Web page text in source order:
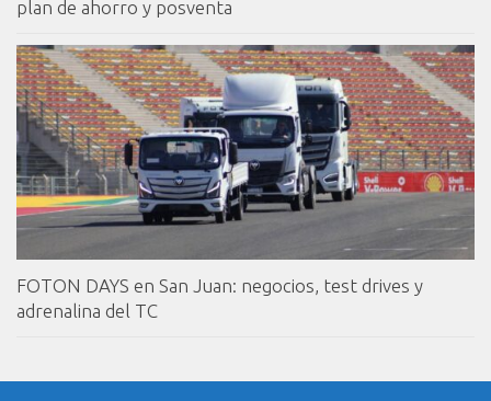
plan de ahorro y posventa
FOTON DAYS en San Juan: negocios, test drives y
adrenalina del TC